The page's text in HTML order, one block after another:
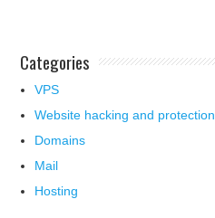
Categories
VPS
Website hacking and protection
Domains
Mail
Hosting